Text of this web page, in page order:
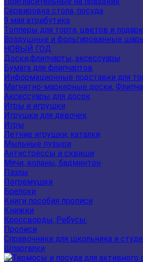
Сервировка стола, посуда
9 мая атрибутика
Топперы для торта, цветов и
Воздушные и фольгированные
НОВЫЙ ГОД
Доски,флипчарты, аксессуары
Бумага для флипчартов
Информационные подставки для
Магнитно-маркерные доски,
Аксессуары для досок
Игры и игрушки
Игрушки для девочек
Игры
Летние игрушки, каталки
Мыльные пузыри
Антистрессы и сквиши
Мячи, воланы, бадминтон
Пазлы
Погремушки
Брелоки
Книги пособия прописи
Книжки
Кроссворды, Ребусы.
Прописи
Справочники для школьника и
Шпаргалки